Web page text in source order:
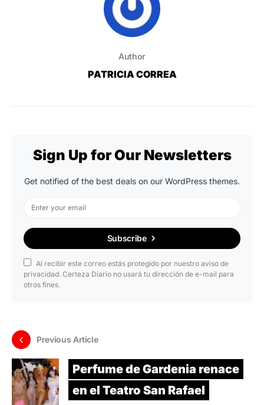
Author
PATRICIA CORREA
Sign Up for Our Newsletters
Get notified of the best deals on our WordPress themes.
Subscribe
Al recibir este correo estás protegido por nuestro aviso de
privacidad. Certeza Diario no usará tu dirección de e-mail para
otros fines.
Previous Article
Perfume de Gardenia renace
en el Teatro San Rafael